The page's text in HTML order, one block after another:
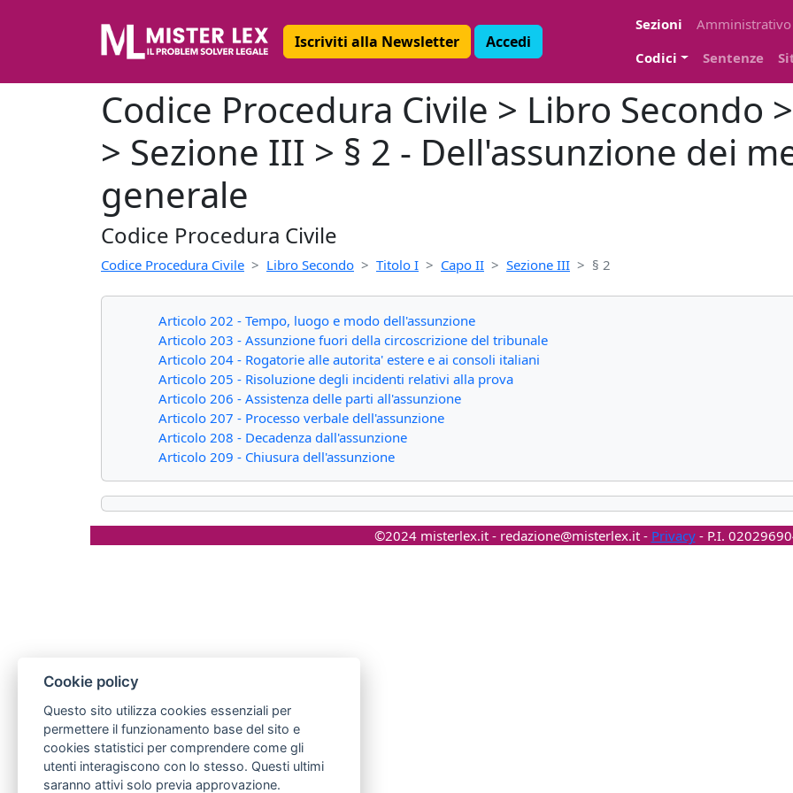
Iscriviti alla Newsletter Accedi
Sezioni
Amministrativo
Codici
Sentenze
Codice Procedura Civile > Libro Secondo
> Sezione III > § 2 - Dell'assunzione dei
generale
Codice Procedura Civile
Codice Procedura Civile Libro Secondo Titolo I Capo II Sezione III § 2
Articolo 202 - Tempo, luogo e modo dell'assunzione
Articolo 203 - Assunzione fuori della circoscrizione del tribunale
Articolo 204 - Rogatorie alle autorita' estere e ai consoli italiani
Articolo 205 - Risoluzione degli incidenti relativi alla prova
Articolo 206 - Assistenza delle parti all'assunzione
Articolo 207 - Processo verbale dell'assunzione
Articolo 208 - Decadenza dall'assunzione
Articolo 209 - Chiusura dell'assunzione
©2024 misterlex.it - redazione@misterlex.it- Privacy- P.I.
Cookie policy
Questo sito utilizza cookies essenziali per
permettere il funzionamento base del sito e
cookies statistici per comprendere come gli
utenti interagiscono con lo stesso. Questi ultimi
saranno attivi solo previa approvazione.